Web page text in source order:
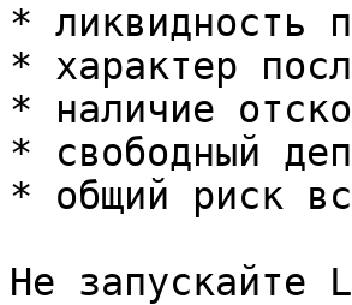
* ликвидность
* характер
* наличие
* свободный
* общий риск
Не запускайте